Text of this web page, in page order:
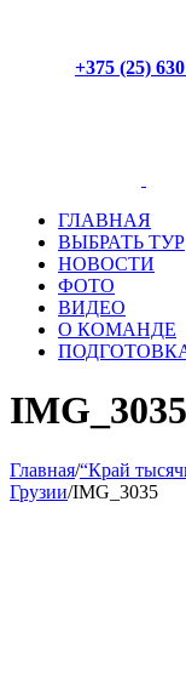
+375 (25)
ГЛАВНАЯ
ВЫБРАТЬ ТУР
НОВОСТИ
ФОТО
ВИДЕО
О КОМАНДЕ
IMG_3035
Главная/“Край
Грузии/IMG_3035